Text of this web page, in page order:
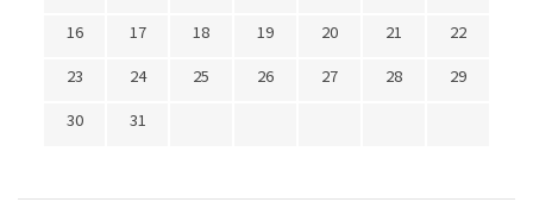
16
17 18 19 20 21
22
23
24 25 26 27 28
29
30
31